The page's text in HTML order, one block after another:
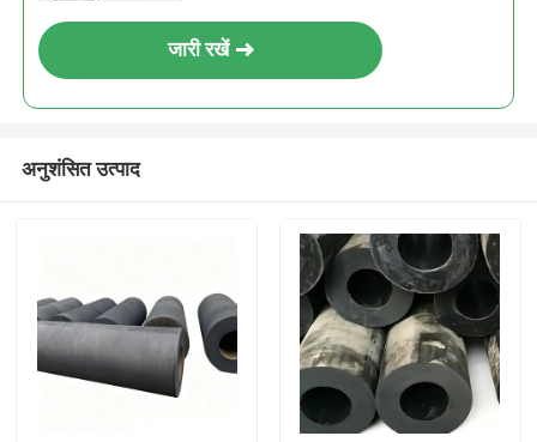
जारी रखें
अनुशंसित उत्पाद